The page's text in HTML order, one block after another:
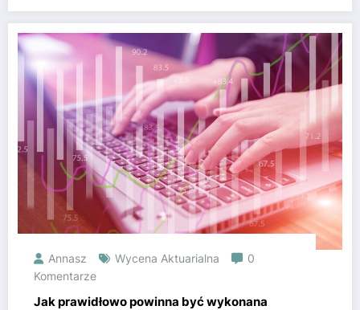
Annasz Wycena Aktuarialna
0
Komentarze
Jak prawidłowo powinna być wykonana